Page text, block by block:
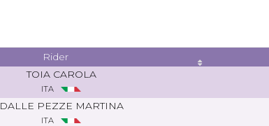
Rider
TOIA CAROLA
ITA
DALLE PEZZE MARTINA
ITA